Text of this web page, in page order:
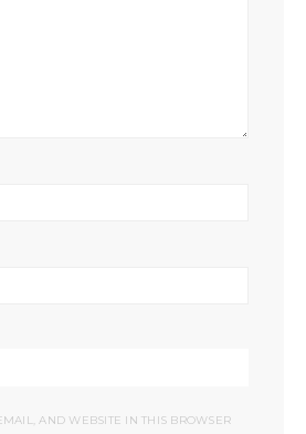
AND WEBSITE IN THIS BROWSER